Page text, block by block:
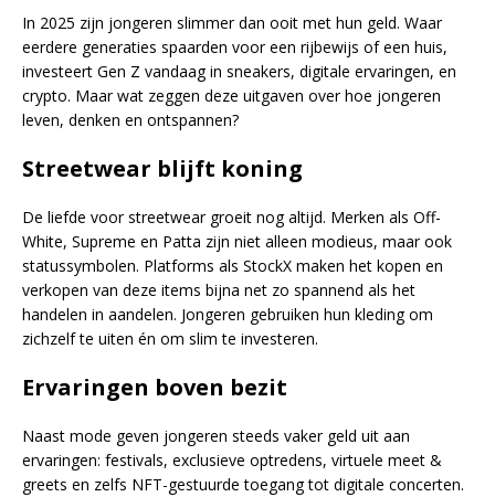
In 2025 zijn jongeren slimmer dan ooit met hun geld. Waar
eerdere generaties spaarden voor een rijbewijs of een huis,
investeert Gen Z vandaag in sneakers, digitale ervaringen, en
crypto. Maar wat zeggen deze uitgaven over hoe jongeren
leven, denken en ontspannen?
Streetwear blijft koning
De liefde voor streetwear groeit nog altijd. Merken als Off-
White, Supreme en Patta zijn niet alleen modieus, maar ook
statussymbolen. Platforms als StockX maken het kopen en
verkopen van deze items bijna net zo spannend als het
handelen in aandelen. Jongeren gebruiken hun kleding om
zichzelf te uiten én om slim te investeren.
Ervaringen boven bezit
Naast mode geven jongeren steeds vaker geld uit aan
ervaringen: festivals, exclusieve optredens, virtuele meet &
greets en zelfs NFT-gestuurde toegang tot digitale concerten.